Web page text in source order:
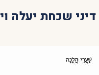
דיני שכחת יעלה